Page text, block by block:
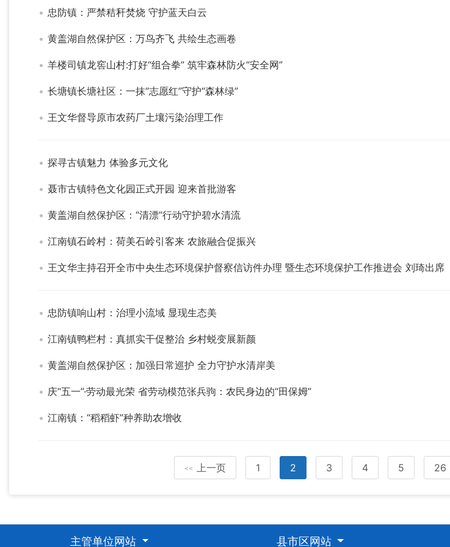
忠防镇：严禁秸秆焚烧 守护蓝天白云
黄盖湖自然保护区：万鸟齐飞 共绘生态画卷
羊楼司镇龙窖山村:打好“组合拳” 筑牢森林防火“安全网”
长塘镇长塘社区：一抹“志愿红”守护“森林绿”
王文华督导原市农药厂土壤污染治理工作
探寻古镇魅力 体验多元文化
聂市古镇特色文化园正式开园 迎来首批游客
黄盖湖自然保护区：“清漂”行动守护碧水清流
江南镇石岭村：荷美石岭引客来 农旅融合促振兴
王文华主持召开全市中央生态环境保护督察信访件办理 暨生态环境保护工作推进会 刘琦出席
忠防镇响山村：治理小流域 显现生态美
江南镇鸭栏村：真抓实干促整治 乡村蜕变展新颜
黄盖湖自然保护区：加强日常巡护 全力守护水清岸美
庆“五一”·劳动最光荣 省劳动模范张兵驹：农民身边的“田保姆”
江南镇：“稻稻虾”种养助农增收
<< 上一页 1 2 3 4 5 26
主管单位网站 县市区网站